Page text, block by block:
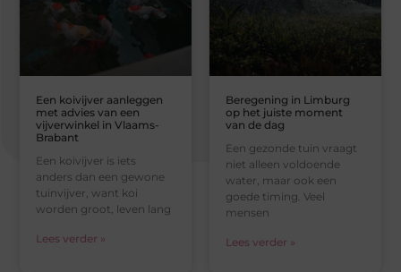
Een koivijver aanleggen
met advies van een
vijverwinkel in Vlaams-
Brabant
Een koivijver is iets
anders dan een gewone
tuinvijver, want koi
worden groot, leven lang
Lees verder »
Beregening in Limburg
op het juiste moment
van de dag
Een gezonde tuin vraagt
niet alleen voldoende
water, maar ook een
goede timing. Veel
mensen
Lees verder »